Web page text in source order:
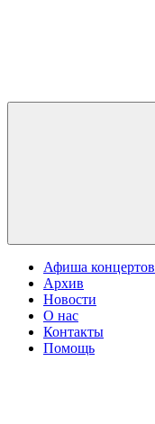
Афиша концертов
Архив
Новости
О нас
Контакты
Помощь